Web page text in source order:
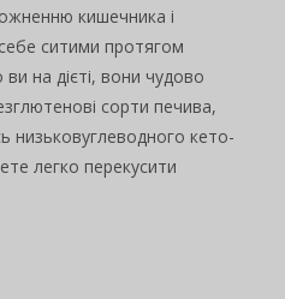
кишечника і
ситими протягом
на дієті, вони чудово
сорти печива,
низьковуглеводного кето-
легко перекусити